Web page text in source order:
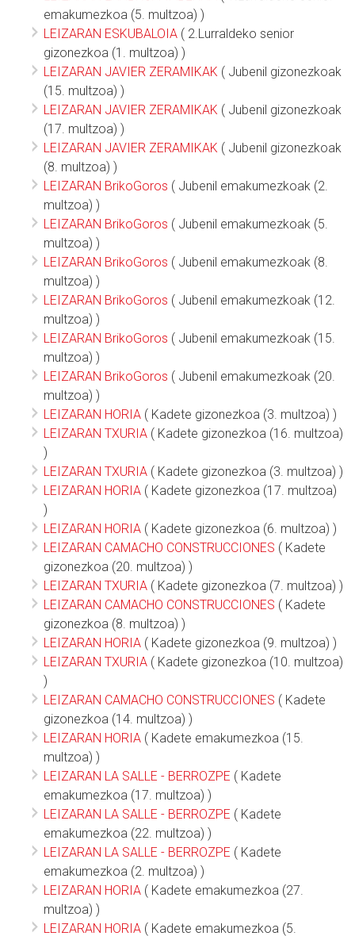
emakumezkoa (5. multzoa) )
LEIZARAN ESKUBALOIA ( 2.Lurraldeko senior
gizonezkoa (1. multzoa) )
LEIZARAN JAVIER ZERAMIKAK ( Jubenil gizonezkoak
(15. multzoa) )
LEIZARAN JAVIER ZERAMIKAK ( Jubenil gizonezkoak
(17. multzoa) )
LEIZARAN JAVIER ZERAMIKAK ( Jubenil gizonezkoak
(8. multzoa) )
LEIZARAN BrikoGoros ( Jubenil emakumezkoak (2.
multzoa) )
LEIZARAN BrikoGoros ( Jubenil emakumezkoak (5.
multzoa) )
LEIZARAN BrikoGoros ( Jubenil emakumezkoak (8.
multzoa) )
LEIZARAN BrikoGoros ( Jubenil emakumezkoak (12.
multzoa) )
LEIZARAN BrikoGoros ( Jubenil emakumezkoak (15.
multzoa) )
LEIZARAN BrikoGoros ( Jubenil emakumezkoak (20.
multzoa) )
LEIZARAN HORIA ( Kadete gizonezkoa (3. multzoa) )
LEIZARAN TXURIA ( Kadete gizonezkoa (16. multzoa)
)
LEIZARAN TXURIA ( Kadete gizonezkoa (3. multzoa) )
LEIZARAN HORIA ( Kadete gizonezkoa (17. multzoa)
)
LEIZARAN HORIA ( Kadete gizonezkoa (6. multzoa) )
LEIZARAN CAMACHO CONSTRUCCIONES ( Kadete
gizonezkoa (20. multzoa) )
LEIZARAN TXURIA ( Kadete gizonezkoa (7. multzoa) )
LEIZARAN CAMACHO CONSTRUCCIONES ( Kadete
gizonezkoa (8. multzoa) )
LEIZARAN HORIA ( Kadete gizonezkoa (9. multzoa) )
LEIZARAN TXURIA ( Kadete gizonezkoa (10. multzoa)
)
LEIZARAN CAMACHO CONSTRUCCIONES ( Kadete
gizonezkoa (14. multzoa) )
LEIZARAN HORIA ( Kadete emakumezkoa (15.
multzoa) )
LEIZARAN LA SALLE - BERROZPE ( Kadete
emakumezkoa (17. multzoa) )
LEIZARAN LA SALLE - BERROZPE ( Kadete
emakumezkoa (22. multzoa) )
LEIZARAN LA SALLE - BERROZPE ( Kadete
emakumezkoa (2. multzoa) )
LEIZARAN HORIA ( Kadete emakumezkoa (27.
multzoa) )
LEIZARAN HORIA ( Kadete emakumezkoa (5.